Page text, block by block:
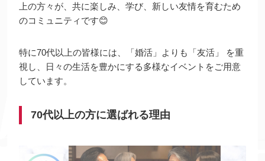
上の方々が、共に楽しみ、学び、新しい友情を育むため
のコミュニティです😊
特に70代以上の皆様には、「婚活」よりも「友活」 を重
視し、日々の生活を豊かにする多様なイベントをご用意
しています。
70代以上の方に選ばれる理由